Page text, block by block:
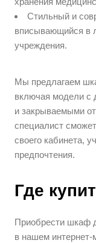
Стильный и
вписывающийся в
учреждения.
Мы предлагаем
включая модели с
и закрываемыми
специалист
своего кабинета,
предпочтения.
Где
Приобрести шкаф
в нашем интернет-